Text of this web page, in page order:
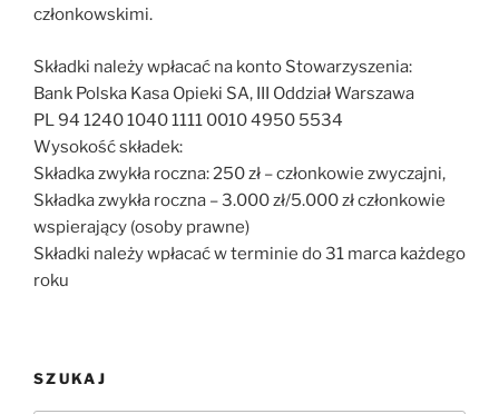
członkowskimi.
Składki należy wpłacać na konto Stowarzyszenia:
Bank Polska Kasa Opieki SA, III Oddział Warszawa
PL 94 1240 1040 1111 0010 4950 5534
Wysokość składek:
Składka zwykła roczna: 250 zł – członkowie zwyczajni,
Składka zwykła roczna – 3.000 zł/5.000 zł członkowie
wspierający (osoby prawne)
Składki należy wpłacać w terminie do 31 marca każdego
roku
SZUKAJ